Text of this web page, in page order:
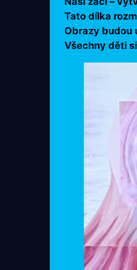
Tato dílka
Obrazy budou
Všechny děti